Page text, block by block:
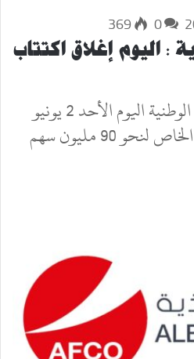
0
369
: اليوم إغلاق اكتتاب
تغلق شركة الاستثمارات الوطنية اليوم الأحد 2 يونيو
فترة الاكتتاب في الطرح الخاص لنحو 90 مليون سهم